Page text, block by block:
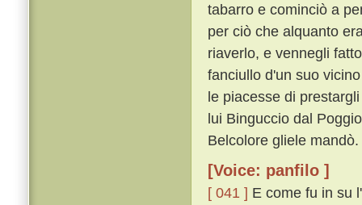
tabarro e cominciò a
per ciò che alquanto
riaverlo, e vennegli
fanciullo d'un suo
le piacesse di
lui Binguccio dal
Belcolore gliele mandò.
[Voice: panfilo ]
[ 041 ] E come fu in su